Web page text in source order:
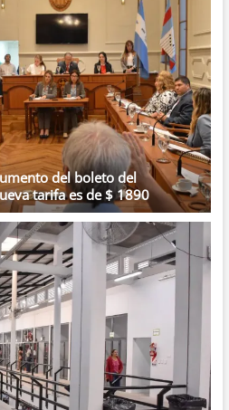
del boleto del
tarifa es de $ 1890